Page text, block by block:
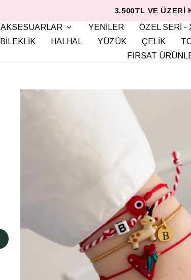
3.500TL VE ÜZERI
AKSESUARLAR
YENİLER ÖZEL SERİ -
BİLEKLİK
HALHAL YÜZÜK ÇELİK
FIRSAT